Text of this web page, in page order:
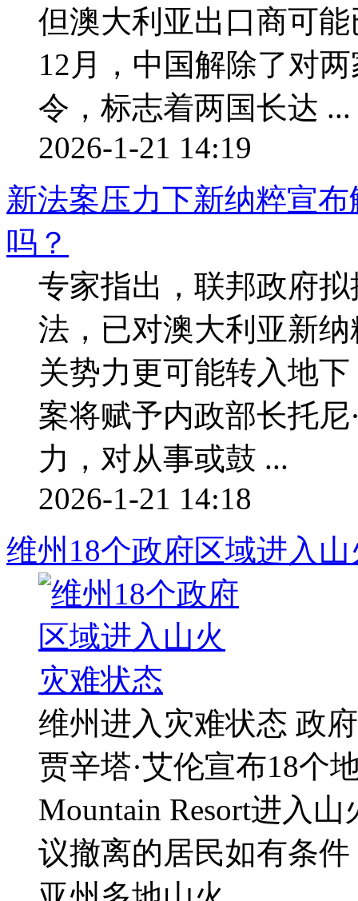
但澳大利亚出口商可
12月，中国解除了对
令，标志着两国长达 ...
2026-1-21 14:19
新法案压力下新纳粹宣
吗？
专家指出，联邦政府
法，已对澳大利亚新
关势力更可能转入地
案将赋予内政部长托
力，对从事或鼓 ...
2026-1-21 14:18
维州18个政府区域进入
维州进入灾难状态 政
贾辛塔·艾伦宣布18个
Mountain Resort进入
议撤离的居民如有条